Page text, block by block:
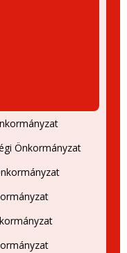
Önkormányzat